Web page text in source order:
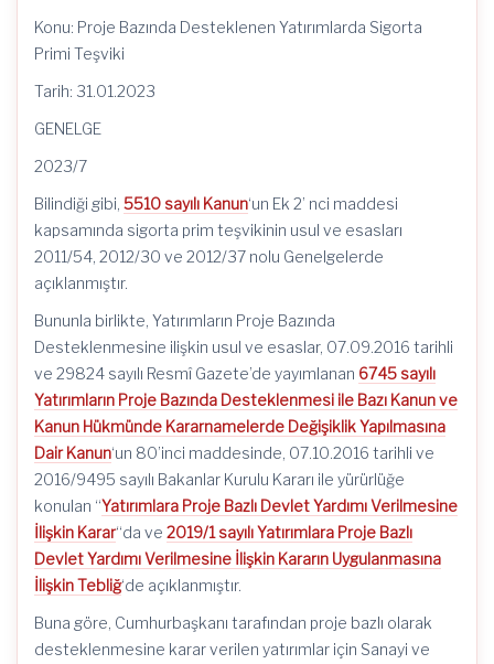
Konu: Proje Bazında Desteklenen Yatırımlarda Sigorta
Primi Teşviki
Tarih: 31.01.2023
GENELGE
2023/7
Bilindiği gibi, 5510 sayılı Kanun‘un Ek 2’ nci maddesi
kapsamında sigorta prim teşvikinin usul ve esasları
2011/54, 2012/30 ve 2012/37 nolu Genelgelerde
açıklanmıştır.
Bununla birlikte, Yatırımların Proje Bazında
Desteklenmesine ilişkin usul ve esaslar, 07.09.2016 tarihli
ve 29824 sayılı Resmî Gazete’de yayımlanan 6745 sayılı
Yatırımların Proje Bazında Desteklenmesi ile Bazı Kanun ve
Kanun Hükmünde Kararnamelerde Değişiklik Yapılmasına
Dair Kanun‘un 80’inci maddesinde, 07.10.2016 tarihli ve
2016/9495 sayılı Bakanlar Kurulu Kararı ile yürürlüğe
konulan “Yatırımlara Proje Bazlı Devlet Yardımı Verilmesine
İlişkin Karar“da ve 2019/1 sayılı Yatırımlara Proje Bazlı
Devlet Yardımı Verilmesine İlişkin Kararın Uygulanmasına
İlişkin Tebliğ‘de açıklanmıştır.
Buna göre, Cumhurbaşkanı tarafından proje bazlı olarak
desteklenmesine karar verilen yatırımlar için Sanayi ve